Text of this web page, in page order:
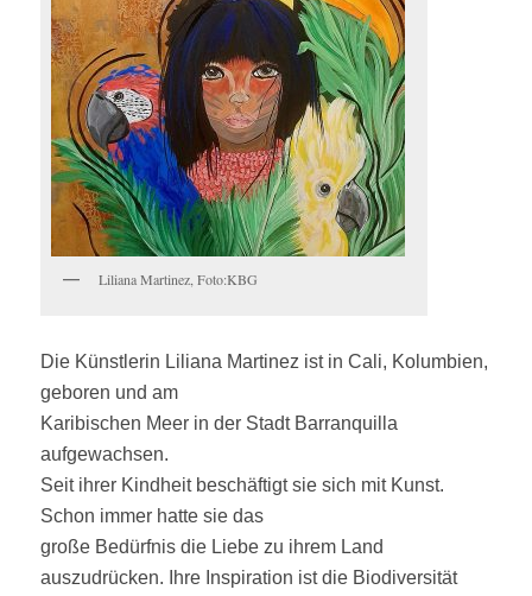
Liliana Martinez, Foto:KBG
Die Künstlerin Liliana Martinez ist in Cali, Kolumbien,
geboren und am
Karibischen Meer in der Stadt Barranquilla
aufgewachsen.
Seit ihrer Kindheit beschäftigt sie sich mit Kunst.
Schon immer hatte sie das
große Bedürfnis die Liebe zu ihrem Land
auszudrücken. Ihre Inspiration ist die Biodiversität